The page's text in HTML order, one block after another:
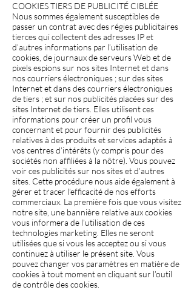
COOKIES TIERS DE PUBLICITÉ CIBLÉE
Nous sommes également susceptibles de
passer un contrat avec des régies publicitaires
tierces qui collectent des adresses IP et
d’autres informations par l’utilisation de
cookies, de journaux de serveurs Web et de
pixels espions sur nos sites Internet et dans
nos courriers électroniques ; sur des sites
Internet et dans des courriers électroniques
de tiers ; et sur nos publicités placées sur des
sites Internet de tiers. Elles utilisent ces
informations pour créer un profil vous
concernant et pour fournir des publicités
relatives à des produits et services adaptés à
vos centres d’intérêts (y compris pour des
sociétés non affiliées à la nôtre). Vous pouvez
voir ces publicités sur nos sites et d’autres
sites. Cette procédure nous aide également à
gérer et tracer l’efficacité de nos efforts
commerciaux. La première fois que vous visitez
notre site, une bannière relative aux cookies
vous informera de l’utilisation de ces
technologies marketing. Elles ne seront
utilisées que si vous les acceptez ou si vous
continuez à utiliser le présent site. Vous
pouvez changer vos paramètres en matière de
cookies à tout moment en cliquant sur l’outil
de contrôle des cookies.